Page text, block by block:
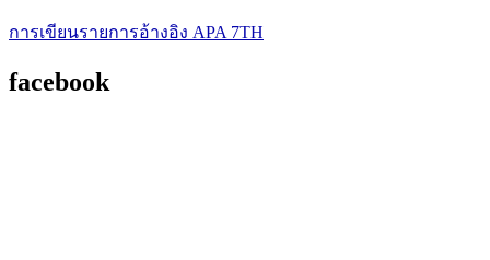
การเขียนรายการอ้างอิง APA 7TH
facebook